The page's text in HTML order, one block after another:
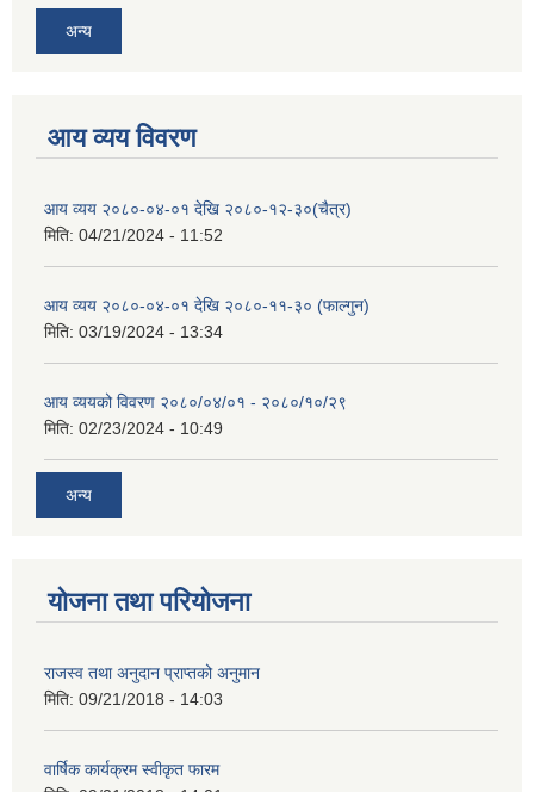
अन्य
आय व्यय विवरण
आय व्यय २०८०-०४-०१ देखि २०८०-१२-३०(चैत्र)
मिति: 04/21/2024 - 11:52
आय व्यय २०८०-०४-०१ देखि २०८०-११-३० (फाल्गुन)
मिति: 03/19/2024 - 13:34
आय व्ययको विवरण २०८०/०४/०१ - २०८०/१०/२९
मिति: 02/23/2024 - 10:49
अन्य
योजना तथा परियोजना
राजस्व तथा अनुदान प्राप्तको अनुमान
मिति: 09/21/2018 - 14:03
वार्षिक कार्यक्रम स्वीकृत फारम